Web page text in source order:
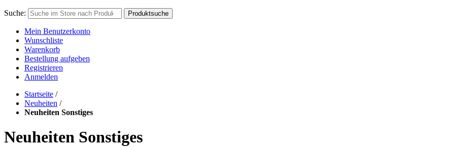
Suche: Produktsuche
Mein Benutzerkonto
Wunschliste
Warenkorb
Bestellung aufgeben
Registrieren
Anmelden
Startseite /
Neuheiten /
Neuheiten Sonstiges
Neuheiten Sonstiges